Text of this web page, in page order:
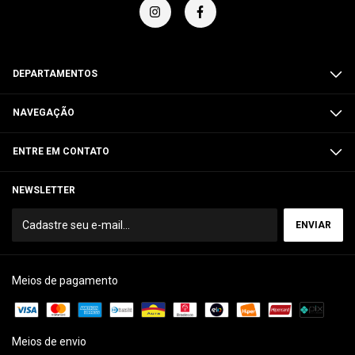
DEPARTAMENTOS
NAVEGAÇÃO
ENTRE EM CONTATO
NEWSLETTER
Meios de pagamento
Meios de envio